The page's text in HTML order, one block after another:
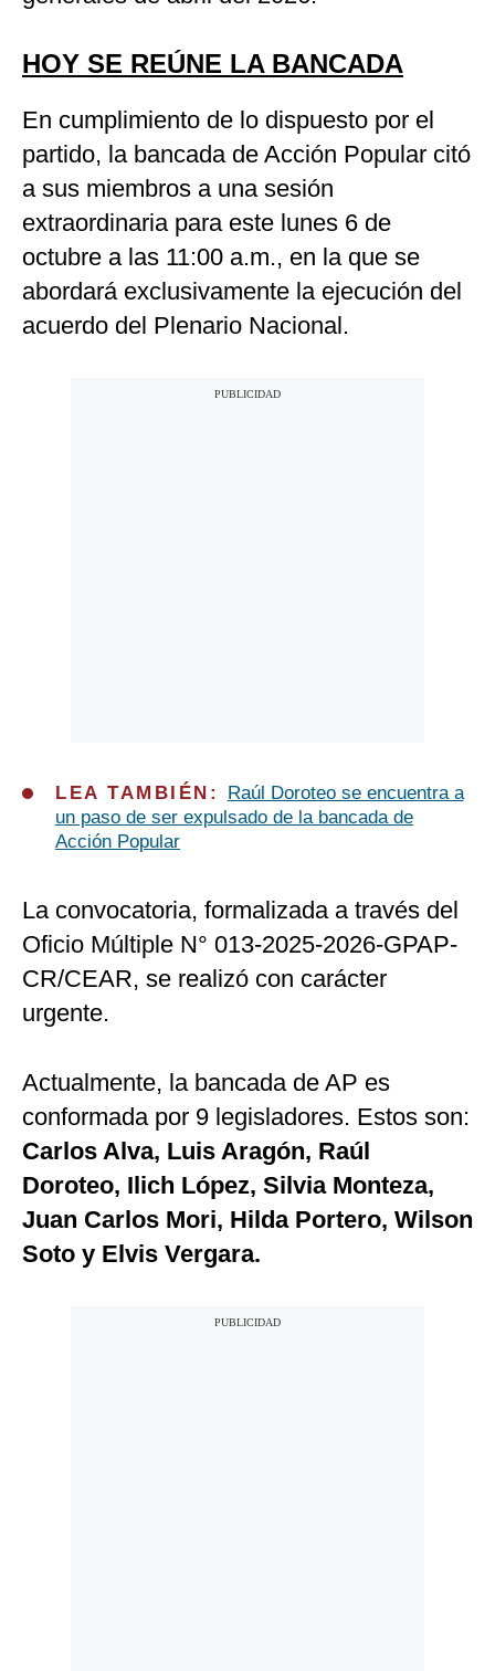
HOY SE REÚNE LA BANCADA
En cumplimiento de lo dispuesto por el
partido, la bancada de Acción Popular citó
a sus miembros a una sesión
extraordinaria para este lunes 6 de
octubre a las 11:00 a.m., en la que se
abordará exclusivamente la ejecución del
acuerdo del Plenario Nacional.
LEA TAMBIÉN:
Raúl Doroteo se encuentra a
un paso de ser expulsado de la bancada de
Acción Popular
La convocatoria, formalizada a través del
Oficio Múltiple N° 013-2025-2026-GPAP-
CR/CEAR, se realizó con carácter
urgente.
Actualmente, la bancada de AP es
conformada por 9 legisladores. Estos son:
Carlos Alva, Luis Aragón, Raúl
Doroteo, Ilich López, Silvia Monteza,
Juan Carlos Mori, Hilda Portero, Wilson
Soto y Elvis Vergara.